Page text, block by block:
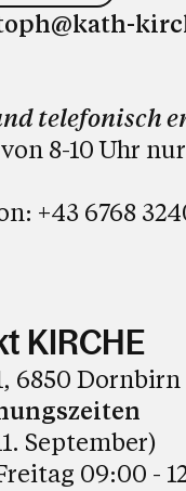
telefonisch
8-10 Uhr
+43 6768
KIRCHE
6850 Dornbirn
September)
09:00 -